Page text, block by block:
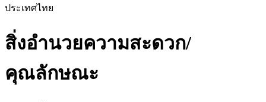
ประเทศไทย
สิ่งอำนวยความสะดวก/
คุณลักษณะ